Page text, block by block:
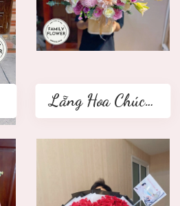
Lẵng Hoa Chúc Mừng